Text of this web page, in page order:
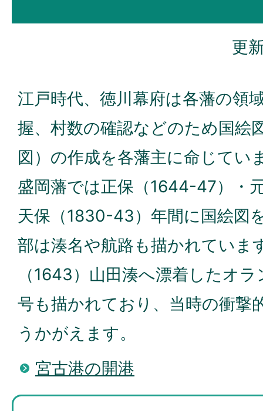
更
江戸時代、徳川幕府は各藩の領
握、村数の確認などのため国絵
図）の作成を各藩主に命じてい
盛岡藩では正保（1644-47）・
天保（1830-43）年間に国絵図
部は湊名や航路も描かれていま
（1643）山田湊へ漂着したオ
号も描かれており、当時の衝撃
うかがえます。
宮古港の開港